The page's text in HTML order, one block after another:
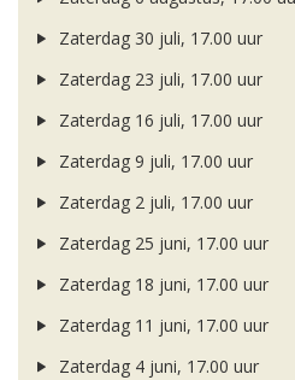
Zaterdag 30 juli, 17.00 uur
Zaterdag 23 juli, 17.00 uur
Zaterdag 16 juli, 17.00 uur
Zaterdag 9 juli, 17.00 uur
Zaterdag 2 juli, 17.00 uur
Zaterdag 25 juni, 17.00 uur
Zaterdag 18 juni, 17.00 uur
Zaterdag 11 juni, 17.00 uur
Zaterdag 4 juni, 17.00 uur